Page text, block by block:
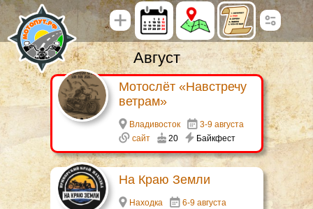
Август
Мотослёт «Навстречу
ветрам»
Владивосток
3-9 августа
сайт
20 Байкфест
На Краю Земли
Находка
6-9 августа